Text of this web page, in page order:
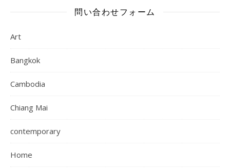
問い合わせフォーム
Art
Bangkok
Cambodia
Chiang Mai
contemporary
Home